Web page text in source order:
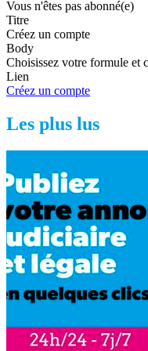
Vous n'êtes pas abonné(e)
Titre
Créez un compte
Body
Choisissez votre formule et
Lien
Créez un compte
Les plus lus